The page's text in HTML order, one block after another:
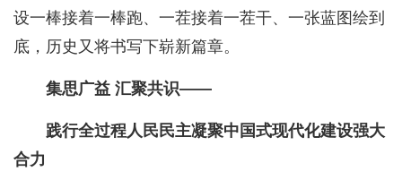
设一棒接着一棒跑、一茬接着一茬干、一张蓝图绘到
底，历史又将书写下崭新篇章。
集思广益 汇聚共识——
践行全过程人民民主凝聚中国式现代化建设强大
合力